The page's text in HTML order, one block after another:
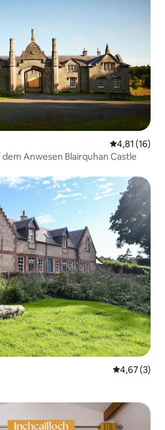
4,81 (16)
Anwesen Blairquhan Castle
4,67 (3)